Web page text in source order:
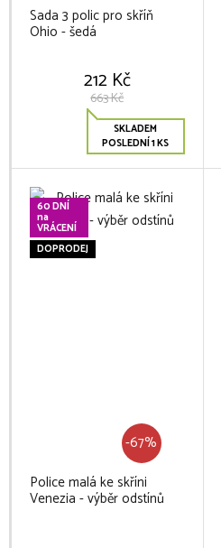
Sada 3 polic pro skříň
Ohio - šedá
212 Kč
663 Kč
SKLADEM
POSLEDNÍ 1 KS
60 DNÍ
na
VRÁCENÍ
DOPRODEJ
-67%
Police malá ke skříni
Venezia - výběr odstínů